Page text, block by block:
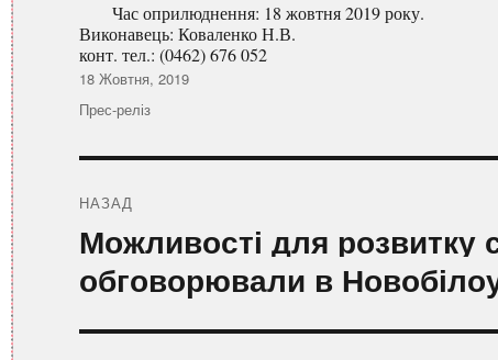
Час оприлюднення: 18 жовтня 2019 року.
Виконавець: Коваленко Н.В.
конт. тел.: (0462) 676 052
Оприлюднено
18 Жовтня, 2019
Категорії
Прес-реліз
записів
НАЗАД
Попередній
запис:
Можливості для розвитку
обговорювали в